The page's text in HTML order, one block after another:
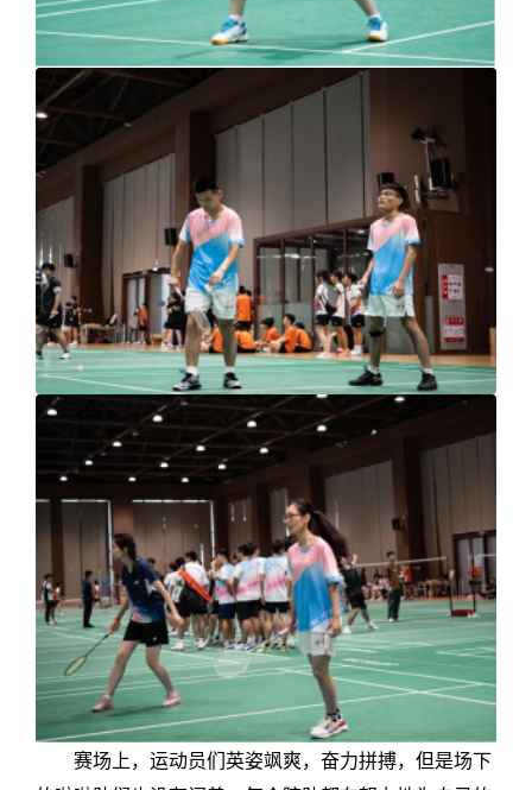
赛场上，运动员们英姿飒爽，奋力拼搏，但是场下